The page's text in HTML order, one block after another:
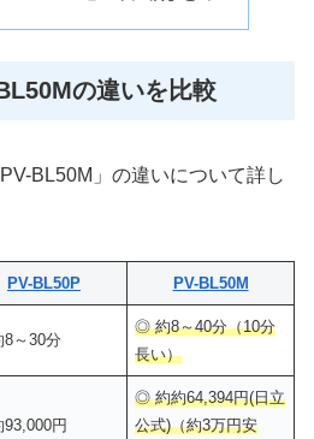
の違いを比較
BL50M」の違いについて詳し
PV-BL50P PV-BL50M
～30分
◎ 約8～40分（10分
長い）
円
◎ 約約64,394円(日立
公式)（約3万円安